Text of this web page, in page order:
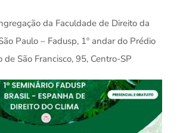
da Faculdade de Direito da
Paulo – Fadusp, 1º andar do Prédio
de São Francisco, 95, Centro-SP